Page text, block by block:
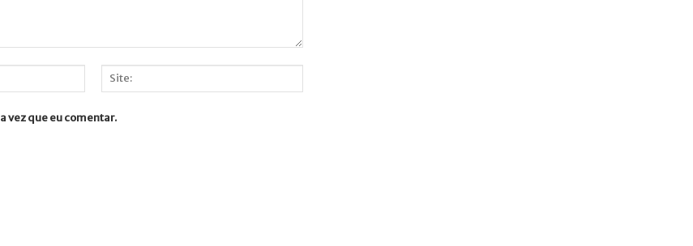
vez que eu comentar.